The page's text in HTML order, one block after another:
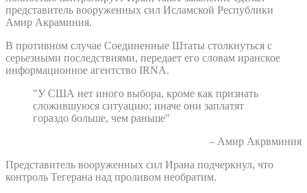
представитель вооруженных сил Исламской Республики
Амир Акраминия.
В противном случае Соединенные Штаты столкнуться с
серьезными последствиями, передает его словам иранское
информационное агентство IRNA.
"У США нет иного выбора, кроме как признать
сложившуюся ситуацию; иначе они заплатят
гораздо больше, чем раньше"
– Амир Акрвминия
Представитель вооруженных сил Ирана подчеркнул, что
контроль Тегерана над проливом необратим.